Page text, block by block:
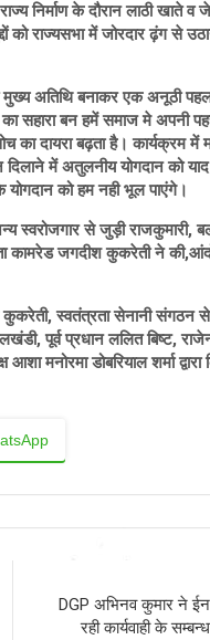
निर्माण के दौरान लाठी
को राज्यसभा में जोरदार ढ़ंग से
मुख्य अतिथि बनाकर एक अनूठी
बन हमें समाज मे अपनी
का दायरा बढ़ता है। कार्यक्रम में
में अतुलनीय योगदान को
को हम नही भूल पाएंगे।
से जुड़ी राजकुमारी,
कामरेड जगदीश कुकरेती ने
स्वतंत्रता सेनानी संगठन से
पूर्व प्रधान ललित बिष्ट,
मनोरमा डोबरियाल शर्मा द्वारा
DGP अभिनव कुमार ने
रही कार्यवाही के